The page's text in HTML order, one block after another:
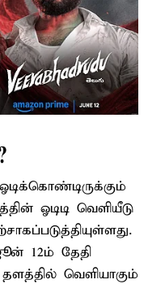
ஓடிடி வெளியீடு
12ம் தேதி
வெளியாகும்